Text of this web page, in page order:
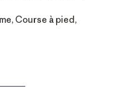
Course à pied,